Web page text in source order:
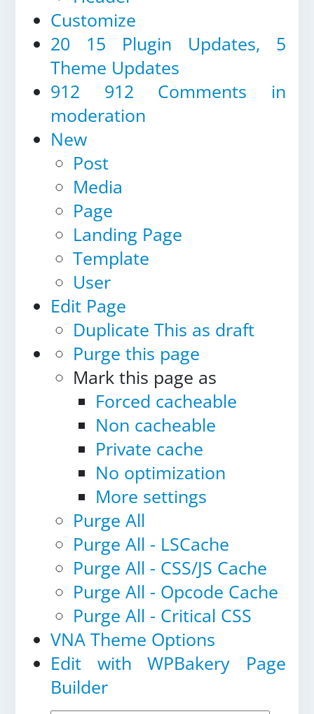
Customize
20
15 Plugin Updates, 5
Theme Updates
912
912 Comments in
moderation
New
Post
Media
Page
Landing Page
Template
User
Edit Page
Duplicate This as draft
Purge this page
Mark this page as
Forced cacheable
Non cacheable
Private cache
No optimization
More settings
Purge All
Purge All - LSCache
Purge All - CSS/JS Cache
Purge All - Opcode Cache
Purge All - Critical CSS
VNA Theme Options
Edit with WPBakery Page
Builder